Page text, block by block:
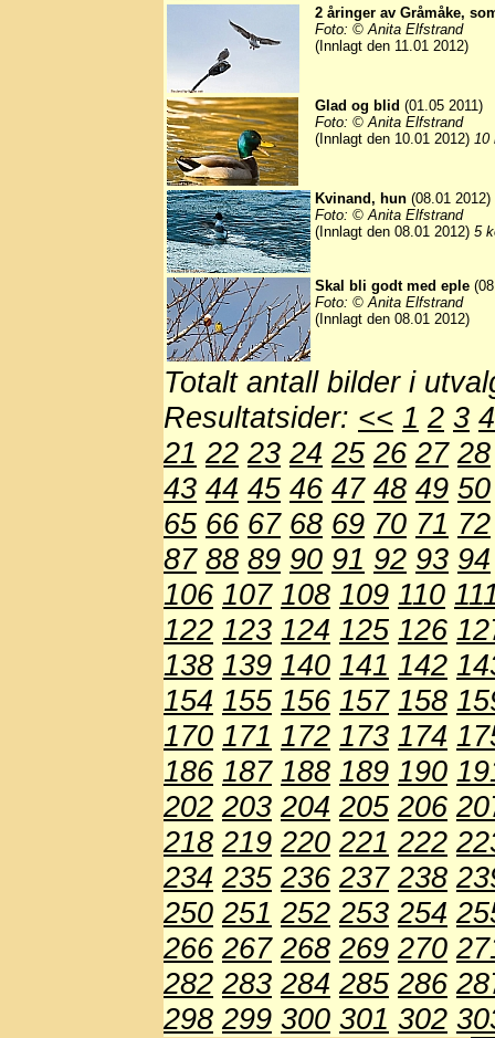
2 åringer av Gråmåke,
Foto: © Anita Elfstrand
(Innlagt den 11.01 2012)
Glad og blid (01.05 2011)
Foto: © Anita Elfstrand
(Innlagt den 10.01 2012) 10
Kvinand, hun (08.01 2012)
Foto: © Anita Elfstrand
(Innlagt den 08.01 2012) 5
Skal bli godt med eple
Foto: © Anita Elfstrand
(Innlagt den 08.01 2012)
Totalt antall bilder i
Resultatsider: << 1 2 3 4
21 22 23 24 25 26 27 28
43 44 45 46 47 48 49 50
65 66 67 68 69 70 71 72
87 88 89 90 91 92 93 94
106 107 108 109 110
122 123 124 125 126
138 139 140 141 142
154 155 156 157 158
170 171 172 173 174
186 187 188 189 190
202 203 204 205 206
218 219 220 221 222
234 235 236 237 238
250 251 252 253 254
266 267 268 269 270
282 283 284 285 286
298 299 300 301 302